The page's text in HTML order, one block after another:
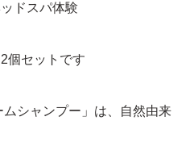
ドスパ体験
個セットです
ムシャンプー」は、自然由来
地肌や髪をやさしく洗うため